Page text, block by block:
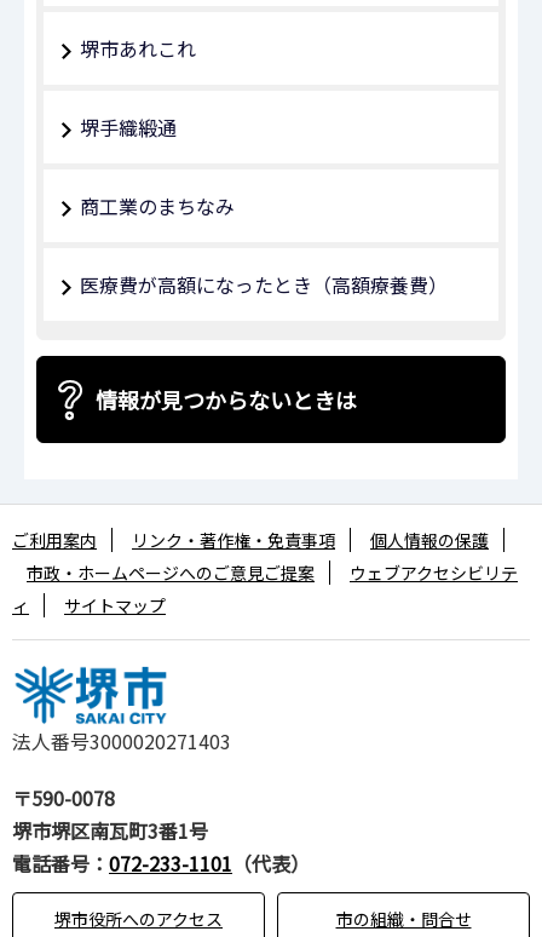
堺市あれこれ
堺手織緞通
商工業のまちなみ
医療費が高額になったとき（高額療養費）
情報が見つからないときは
法人番号3000020271403
〒590-0078
堺市堺区南瓦町3番1号
電話番号： 072-233-1101 （代表）
堺市役所へのアクセス 市の組織・問合せ
ご利用案内 リンク・著作権・免責事項
個人情報の保護
市政・ホームページへのご意見ご提案
ウェブアクセシビリテ
ィ
サイトマップ